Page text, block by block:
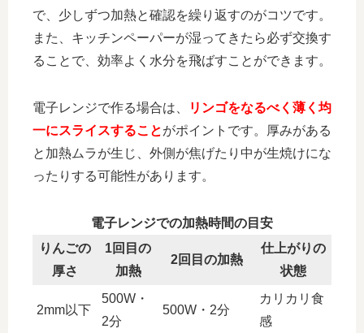
で、少しずつ加熱と確認を繰り返すのがコツです。
また、 キッチンペーパーが湿ってきたら必ず交換す
る ことで、効率よく水分を飛ばすことができます。
電子レンジで作る場合は、
リンゴをなるべく薄く均
一にスライスすることがポイントです。厚みがある
と加熱ムラが生じ、外側が焦げたり中が生焼けにな
ったりする可能性があります。
電子レンジでの加熱時間の目安
りんごの
厚さ
1回目の
加熱
2回目の加熱
仕上がりの
状態
2mm以下
500W・
2分
500W・2分
カリカリ食
感